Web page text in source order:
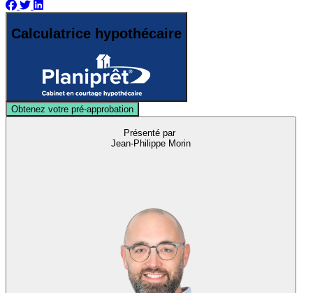
Calculatrice hypothécaire
Obtenez votre pré-approbation
Présenté par
Jean-Philippe Morin